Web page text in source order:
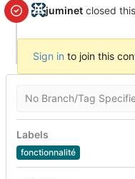
juminet closed
Sign in to join this
No Branch/Tag
Labels
fonctionnalité